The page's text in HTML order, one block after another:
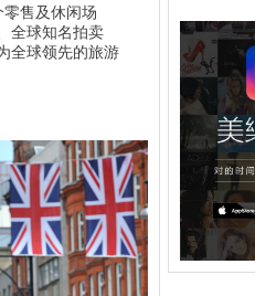
售及休闲场
全球知名拍卖
全球领先的旅游